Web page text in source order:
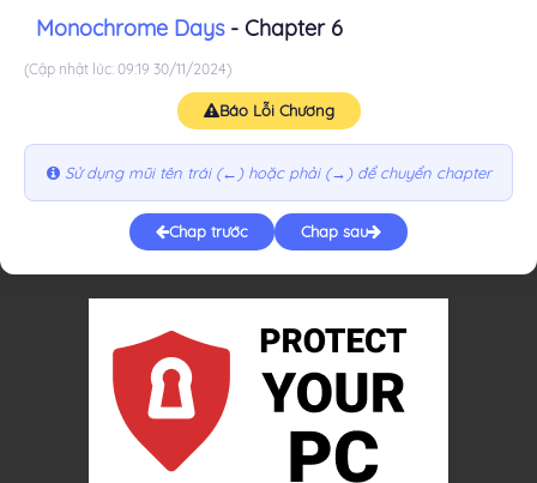
Monochrome Days- Chapter 6
(Cập nhật lúc: 09:19 30/11/2024)
Báo Lỗi Chương
Sử dụng mũi tên trái (←) hoặc phải (→) để chuyển chapter
Chap trước Chap sau